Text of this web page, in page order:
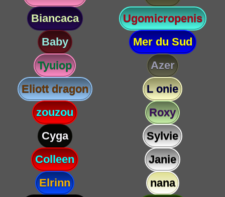
Biancaca
Ugomicropenis
Baby
Mer du Sud
Tyuiop
Azer
Eliott dragon
L onie
zouzou
Roxy
Cyga
Sylvie
Colleen
Janie
Elrinn
nana